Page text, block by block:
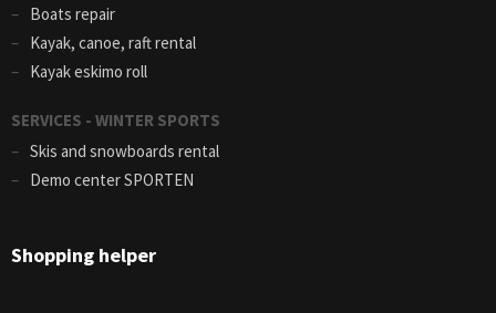
Boats repair
Kayak, canoe, raft rental
Kayak eskimo roll
SERVICES - WINTER SPORTS
Skis and snowboards rental
Demo center SPORTEN
Shopping helper